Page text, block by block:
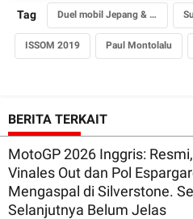
Tag Duel mobil Jepang & Eropa
ISSOM 2019 Paul Montolalu
BERITA TERKAIT
MotoGP 2026 Inggris:
Vinales Out dan Pol
Mengaspal di Silverstone.
Selanjutnya Belum Jelas